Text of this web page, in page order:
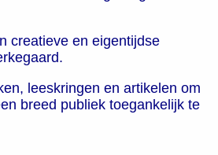
creatieve en eigentijdse
leeskringen en artikelen om
breed publiek toegankelijk te